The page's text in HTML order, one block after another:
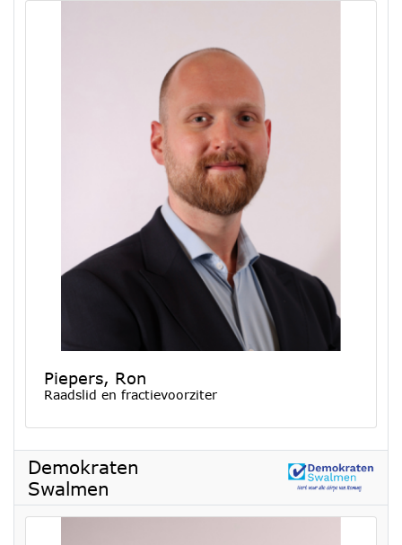
Piepers, Ron
Raadslid en fractievoorziter
Demokraten
Swalmen